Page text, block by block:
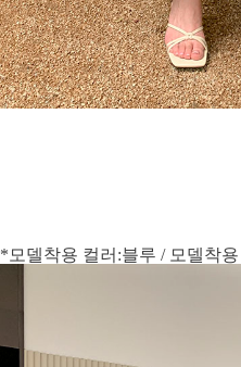
*모델착용 컬러:블루 / 모델착용